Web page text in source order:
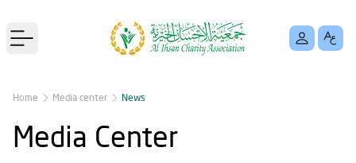
Open main menu
Home Media center News
Media Center